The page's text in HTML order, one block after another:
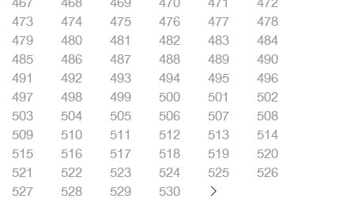
473
474 475 476 477
478
479
480 481 482 483
484
485
486 487 488 489
490
491
492 493 494 495
496
497
498 499 500 501
502
503
504 505 506 507
508
509
510 511 512 513
514
515
516 517 518 519
520
521
522 523 524 525
526
527
528 529 530